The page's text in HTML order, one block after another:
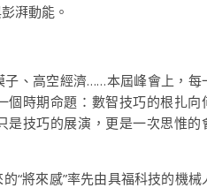
湃動能。
子、高空經濟……本屆峰會上，每
個時期命題：數智技巧的根扎向
是技巧的展演，更是一次思惟的
“將來感”率先由具福科技的機械